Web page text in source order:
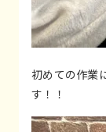
初めての作業
す！！